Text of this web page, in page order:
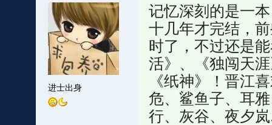
进士出身
记忆深刻的是一
十几年才完结，
时了，不过还是
活》、《独闯天
《纸神》！晋江
危、鲨鱼子、耳
行、灰谷、夜夕